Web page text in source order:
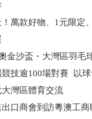
萬款好物、1元限定
金沙盃・大灣區羽毛
競技逾100場對賽 以
灣區體育交流
口商會到訪粵澳工商